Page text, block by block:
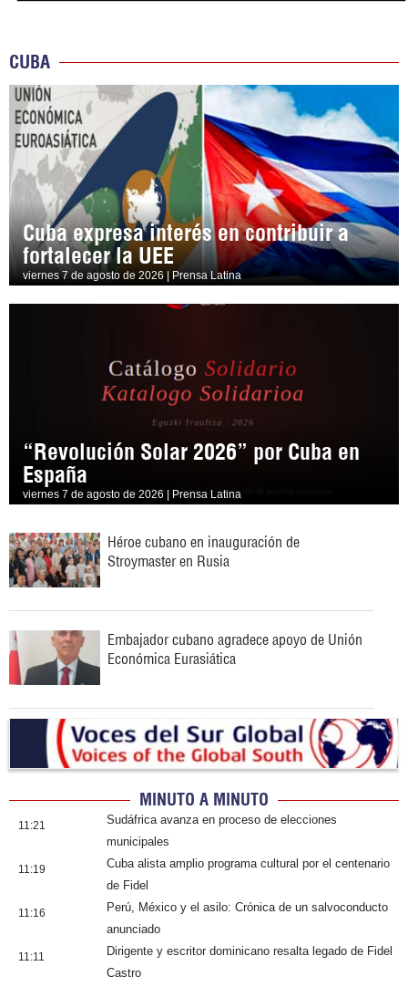
CUBA
Cuba expresa interés en contribuir a
fortalecer la UEE
viernes 7 de agosto de 2026 | Prensa Latina
“Revolución Solar 2026” por Cuba en
España
viernes 7 de agosto de 2026 | Prensa Latina
Héroe cubano en inauguración de
Stroymaster en Rusia
Embajador cubano agradece apoyo de Unión
Económica Eurasiática
MINUTO A MINUTO
11:21
Sudáfrica avanza en proceso de elecciones
municipales
11:19
Cuba alista amplio programa cultural por el centenario
de Fidel
11:16
Perú, México y el asilo: Crónica de un salvoconducto
anunciado
11:11
Dirigente y escritor dominicano resalta legado de Fidel
Castro